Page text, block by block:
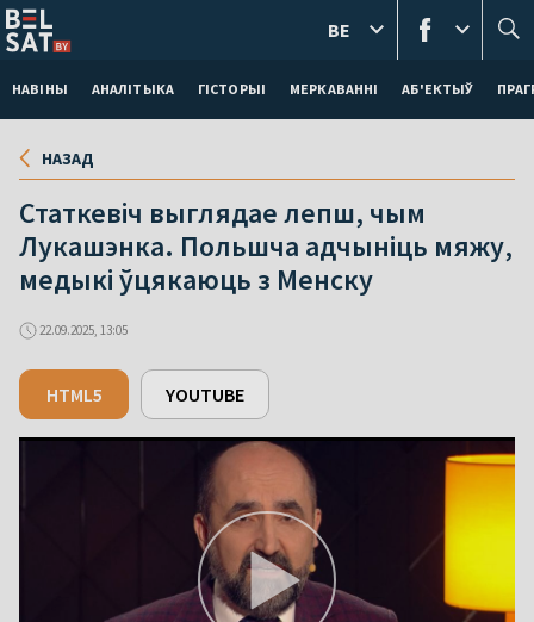
НАВІНЫ АНАЛІТЫКА ГІСТОРЫІ МЕРКАВАННI АБ'ЕКТЫЎ
BE
НАЗАД
Статкевіч выглядае лепш, чым
Лукашэнка. Польшча адчыніць мяжу,
медыкі ўцякаюць з Менску
22.09.2025, 13:05
HTML5 YOUTUBE